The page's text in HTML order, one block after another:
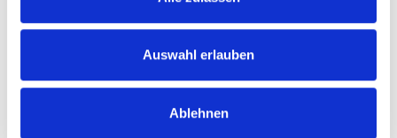
Auswahl erlauben
Ablehnen
leben von Aufmerksamkeit und Reichweite.
Zuschauer beschäftigen sich häufiger mit
Videos, die bereits Aktivität zeigen.
MehrKick Video Viewshelfen dir dabei, deine
Inhalte erfolgreicher erscheinen zu lassen und